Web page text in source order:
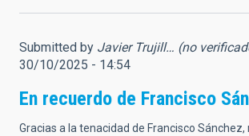
Submitted by Javier Trujill… (no
30/10/2025 - 14:54
En recuerdo de Francisco
Gracias a la tenacidad de Francisco